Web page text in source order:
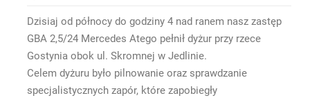
Dzisiaj od północy do godziny 4 nad ranem nasz zastęp
GBA 2,5/24 Mercedes Atego pełnił dyżur przy rzece
Gostynia obok ul. Skromnej w Jedlinie.
Celem dyżuru było pilnowanie oraz sprawdzanie
specjalistycznych zapór, które zapobiegły